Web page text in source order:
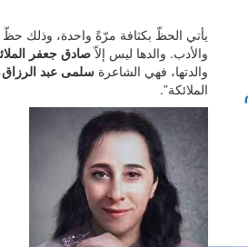
يأتي الحظّ بكثافة مرّةً واحدة، وذلك حظّ
والأدب. والدها ليس إلاّصادق جعفر
والدتها، فهي الشاعرة سلمى عبد الرزاق
الملائكة”.